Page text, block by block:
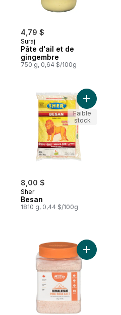
4,79 $
Suraj
Pâte d'ail et de
gingembre
750 g, 0,64 $/100g
8,00 $
Sher
Besan
1810 g, 0,44 $/100g
Ajouter
Faible
stock